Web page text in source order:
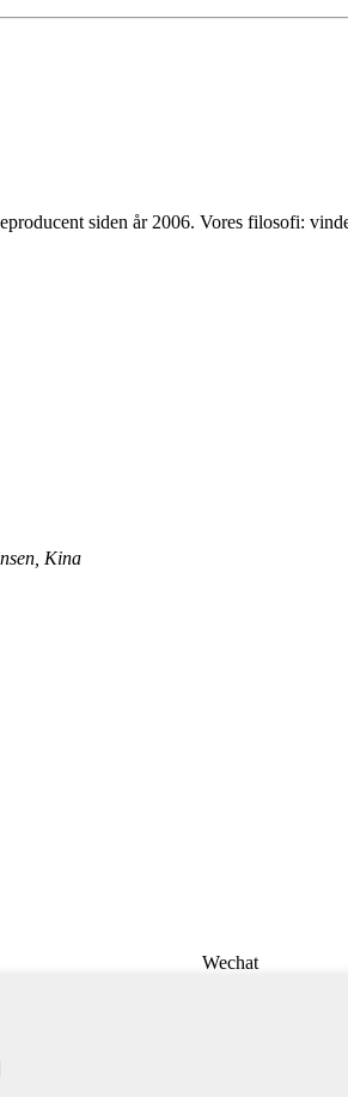
siden år 2006. Vores filosofi:
Kina
Wechat